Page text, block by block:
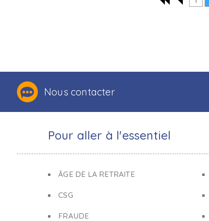
Nous contacter
Pour aller à l'essentiel
ÂGE DE LA RETRAITE
CSG
FRAUDE